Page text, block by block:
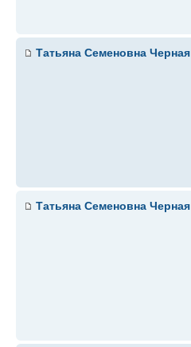
Татьяна Семеновна Черная
Татьяна Семеновна Черная